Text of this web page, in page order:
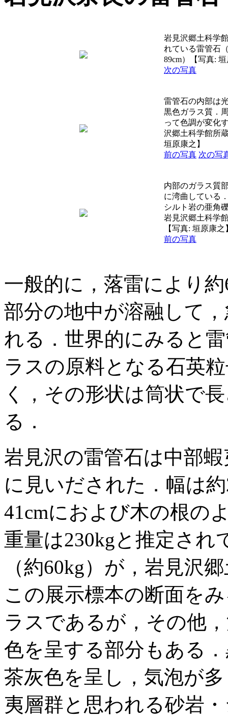
岩見沢郷土科学
れている雷管石
89cm）【写真:
次の写真
雷管石の内部は
黒色ガラス質．
って色調が変化
沢郷土科学館所
垣原康之】
前の写真 次の写
内部のガラス質
に湾曲している
シルト岩の亜角
岩見沢郷土科学
【写真: 垣原康之
前の写真
一般的に，落雷により
部分の地中が溶融して
れる．世界的にみると
ラスの原料となる石英
く，その形状は筒状で
る．
岩見沢の雷管石は中部
に見いだされた．幅は
41cmにおよび木の根の
重量は230kgと推定され
（約60kg）が，岩見沢
この展示標本の断面を
ラスであるが，その他
色を呈する部分もある
茶灰色を呈し，気泡が
夷層群と思われる砂岩